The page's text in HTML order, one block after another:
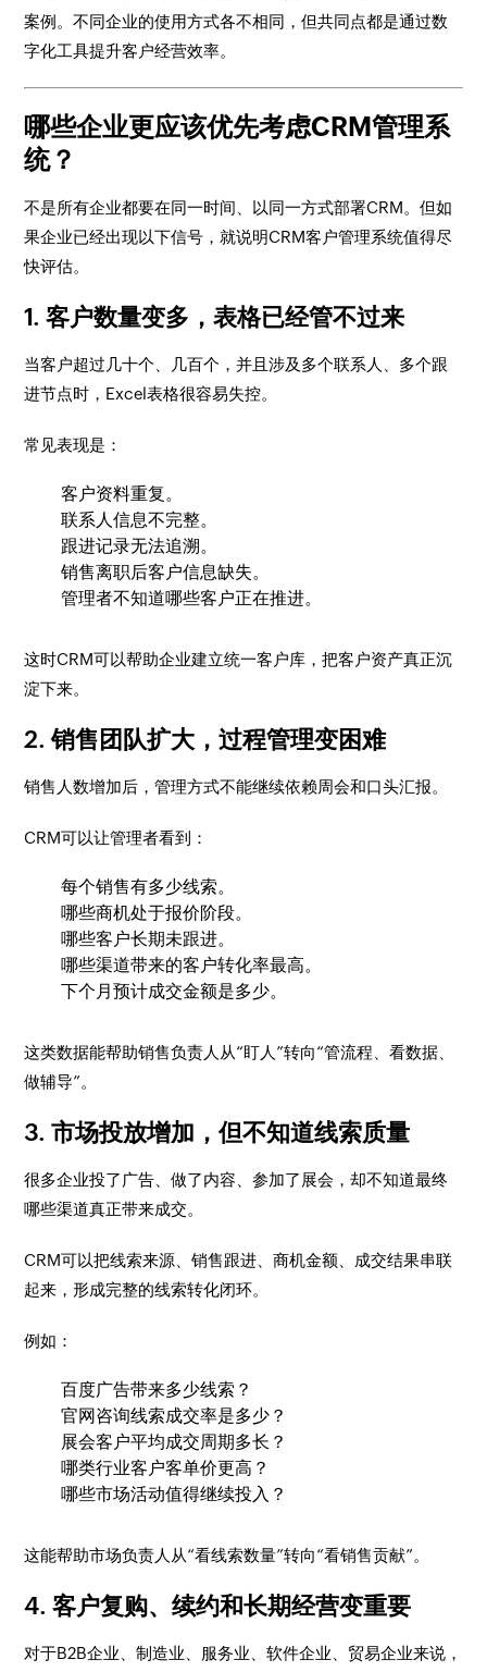
案例。不同企业的使用方式各不相同，但共同点都是通过数
字化工具提升客户经营效率。
哪些企业更应该优先考虑CRM管理系
统？
不是所有企业都要在同一时间、以同一方式部署CRM。但如
果企业已经出现以下信号，就说明CRM客户管理系统值得尽
快评估。
1. 客户数量变多，表格已经管不过来
当客户超过几十个、几百个，并且涉及多个联系人、多个跟
进节点时，Excel表格很容易失控。
常见表现是：
客户资料重复。
联系人信息不完整。
跟进记录无法追溯。
销售离职后客户信息缺失。
管理者不知道哪些客户正在推进。
这时CRM可以帮助企业建立统一客户库，把客户资产真正沉
淀下来。
2. 销售团队扩大，过程管理变困难
销售人数增加后，管理方式不能继续依赖周会和口头汇报。
CRM可以让管理者看到：
每个销售有多少线索。
哪些商机处于报价阶段。
哪些客户长期未跟进。
哪些渠道带来的客户转化率最高。
下个月预计成交金额是多少。
这类数据能帮助销售负责人从“盯人”转向“管流程、看数据、
做辅导”。
3. 市场投放增加，但不知道线索质量
很多企业投了广告、做了内容、参加了展会，却不知道最终
哪些渠道真正带来成交。
CRM可以把线索来源、销售跟进、商机金额、成交结果串联
起来，形成完整的线索转化闭环。
例如：
百度广告带来多少线索？
官网咨询线索成交率是多少？
展会客户平均成交周期多长？
哪类行业客户客单价更高？
哪些市场活动值得继续投入？
这能帮助市场负责人从“看线索数量”转向“看销售贡献”。
4. 客户复购、续约和长期经营变重要
对于B2B企业、制造业、服务业、软件企业、贸易企业来说，